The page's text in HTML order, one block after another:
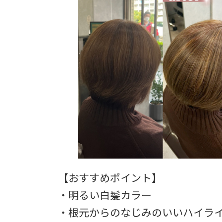
【おすすめポイント】
・明るい白髪カラー
・根元からのなじみのいいハイラ